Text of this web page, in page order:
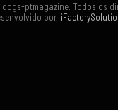
ptmagazine. Todos os
por